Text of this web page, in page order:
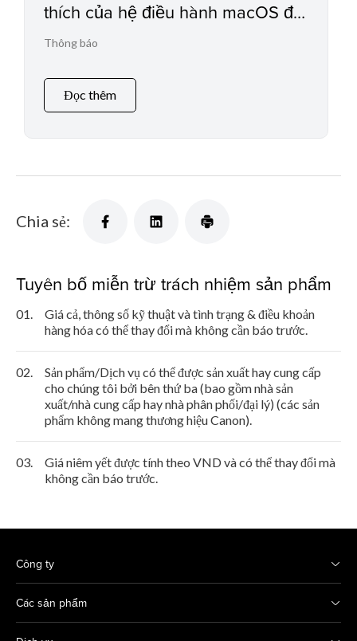
thích của hệ điều hành macOS đối
với máy in phun / máy quét
Thông báo
Đọc thêm
Chia sẻ:
Tuyên bố miễn trừ trách nhiệm sản phẩm
01.
Giá cả, thông số kỹ thuật và tình trạng & điều khoản
hàng hóa có thể thay đổi mà không cần báo trước.
02.
Sản phẩm/Dịch vụ có thể được sản xuất hay cung cấp
cho chúng tôi bởi bên thứ ba (bao gồm nhà sản
xuất/nhà cung cấp hay nhà phân phối/đại lý) (các sản
phẩm không mang thương hiệu Canon).
03.
Giá niêm yết được tính theo VND và có thể thay đổi mà
không cần báo trước.
Công ty
Các sản phẩm